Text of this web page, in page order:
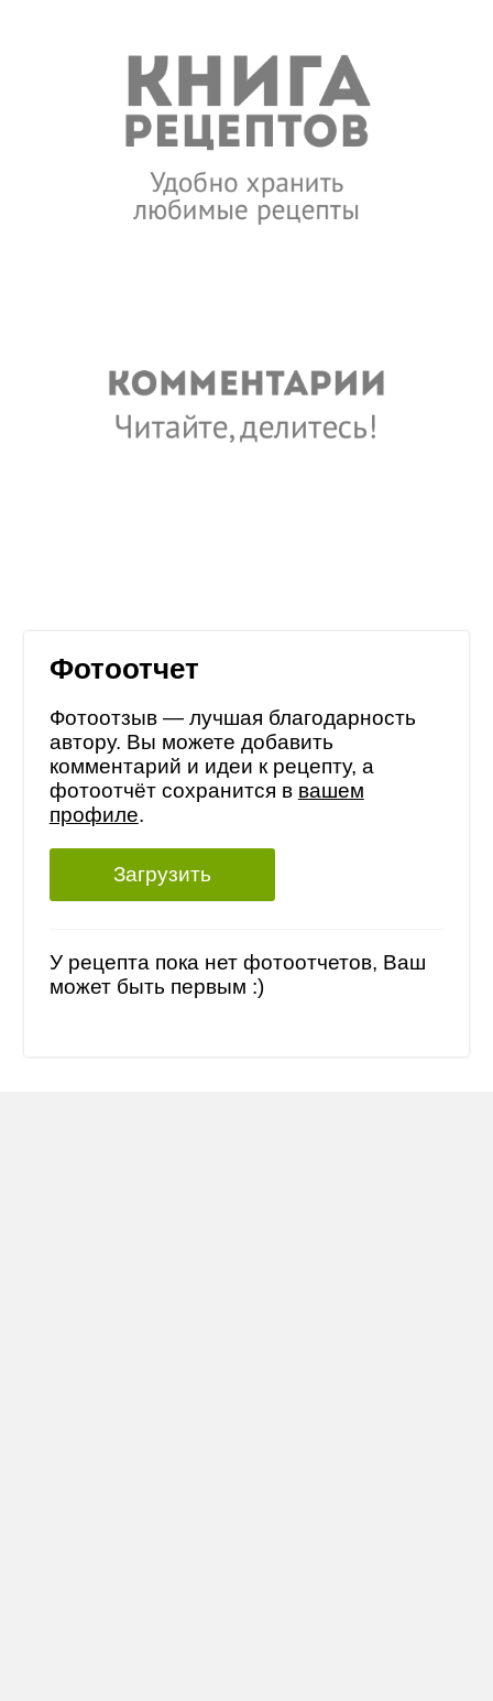
Фотоотчет
Фотоотзыв — лучшая благодарность
автору. Вы можете добавить
комментарий и идеи к рецепту, а
фотоотчёт сохранится в вашем
профиле.
Загрузить
У рецепта пока нет фотоотчетов, Ваш
может быть первым :)